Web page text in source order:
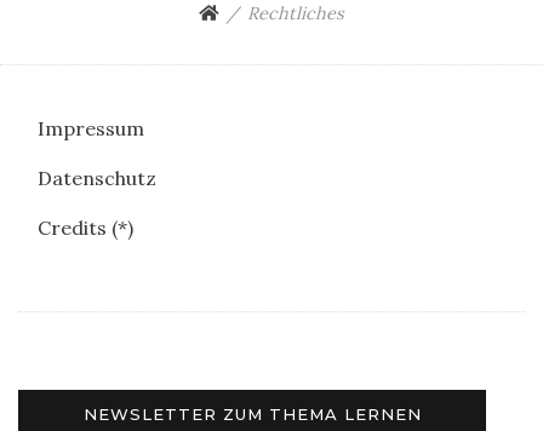
Rechtliches
Impressum
Datenschutz
Credits (*)
NEWSLETTER ZUM THEMA LERNEN